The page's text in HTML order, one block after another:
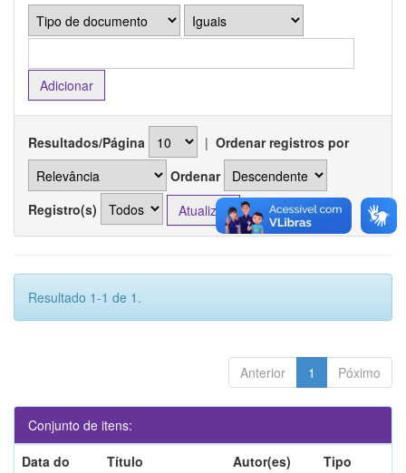
Resultados/Página | Ordenar registros por
Ordenar
Registro(s)
Resultado 1-1 de 1.
Anterior 1 Póximo
Conjunto de itens:
Data do
Título Autor(es) Tipo